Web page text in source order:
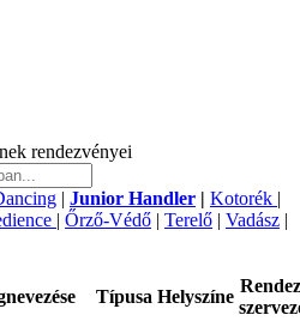
rendezvényei
| Junior Handler | Kotorék |
| Őrző-Védő | Terelő | Vadász |
Típusa Helyszíne